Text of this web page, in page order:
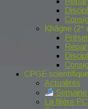
Khâgne (2º
CPGE
Actualités
La filière